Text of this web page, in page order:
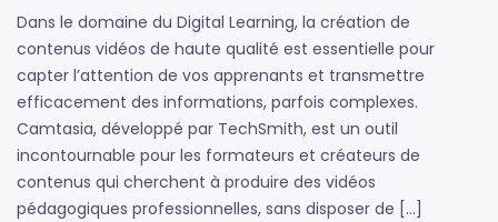
Dans le domaine du Digital Learning, la création de
contenus vidéos de haute qualité est essentielle pour
capter l’attention de vos apprenants et transmettre
efficacement des informations, parfois complexes.
Camtasia, développé par TechSmith, est un outil
incontournable pour les formateurs et créateurs de
contenus qui cherchent à produire des vidéos
pédagogiques professionnelles, sans disposer de […]